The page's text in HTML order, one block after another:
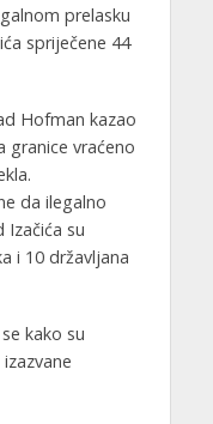
prelasku
spriječene 44
Hofman kazao
granice vraćeno
da ilegalno
Izačića su
i 10 državljana
kako su